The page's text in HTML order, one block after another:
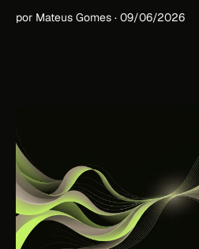
por Mateus Gomes · 09/06/2026